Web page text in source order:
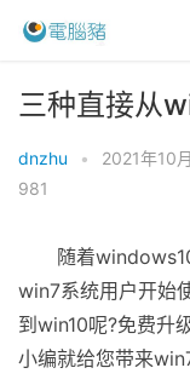
三种直接从
dnzhu • 2021年10
981
随着windows10
win7系统用户开始
到win10呢?免费升
小编就给您带来